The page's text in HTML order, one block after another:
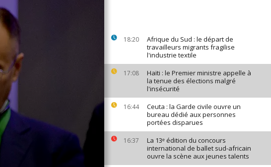
18:20
Afrique du Sud : le départ de
travailleurs migrants fragilise
l'industrie textile
17:08
Haïti : le Premier ministre appelle à
la tenue des élections malgré
l'insécurité
16:44
Ceuta : la Garde civile ouvre un
bureau dédié aux personnes
portées disparues
16:37
La 13ᵉ édition du concours
international de ballet sud-africain
ouvre la scène aux jeunes talents